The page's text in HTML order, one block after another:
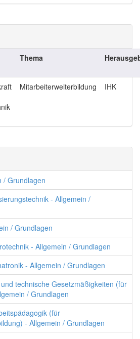
Thema
Mitarbeiterweiterbildung IHK
/ Grundlagen
- Allgemein /
/ Grundlagen
- Allgemein / Grundlagen
- Allgemein / Grundlagen
technische Gesetzmäßigkeiten (für
/ Grundlagen
(für
- Allgemein / Grundlagen